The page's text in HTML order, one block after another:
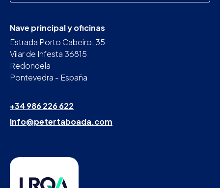
Nave principal y oficinas
Estrada Porto Cabeiro, 35
Vilar de Infesta 36815
Redondela
Pontevedra - España
+34 986 226 622
info@petertaboada.com